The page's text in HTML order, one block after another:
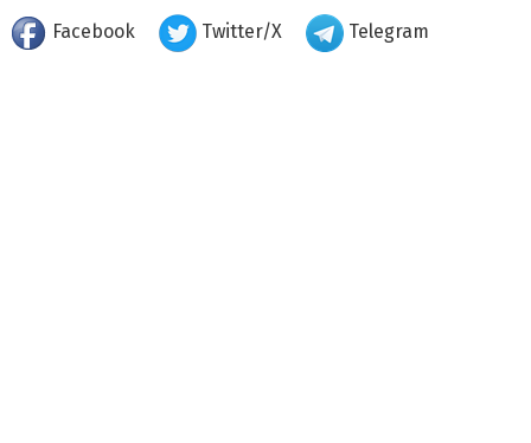
Facebook Twitter/X Telegram